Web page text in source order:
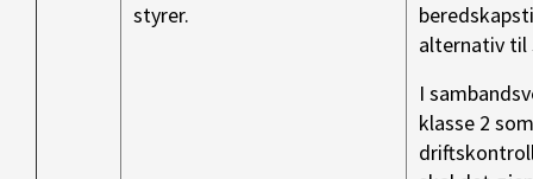
styrer.
alternativ
I
klasse 2 som